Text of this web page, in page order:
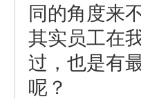
同的角度来
其实员工在
过，也是有
呢？